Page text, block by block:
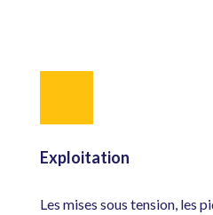
Exploitation
Les mises sous tension, les